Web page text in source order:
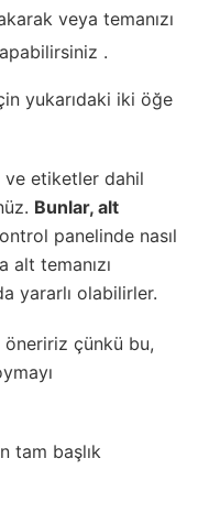
veya temanızı
.
yukarıdaki iki öğe
ve etiketler dahil
Bunlar, alt
panelinde nasıl
alt temanızı
yararlı olabilirler.
öneririz çünkü bu,
tam başlık